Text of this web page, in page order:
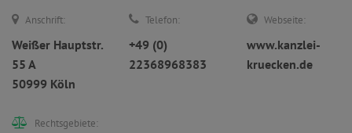
Anschrift:
Weißer Hauptstr.
55 A
50999 Köln
Telefon:
+49 (0)
22368968383
Webseite:
www.kanzlei-
kruecken.de
Rechtsgebiete: